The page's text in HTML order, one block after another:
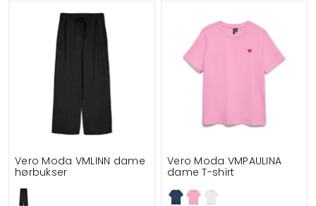
Vero Moda VMLINN dame
hørbukser
Vero Moda VMPAULINA
dame T-shirt